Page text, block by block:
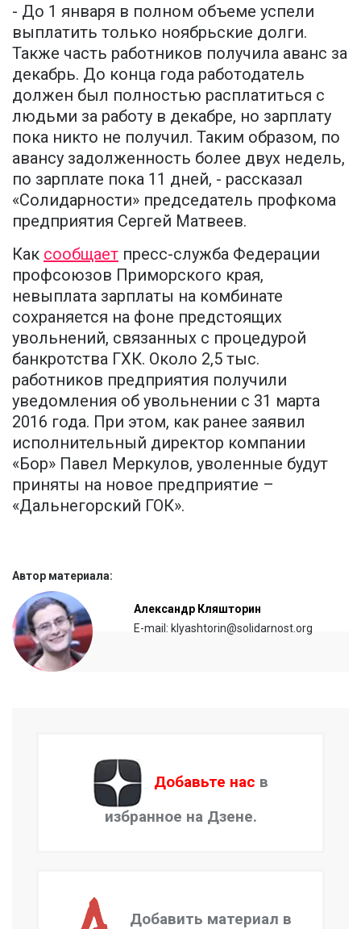
- До 1 января в полном объеме успели
выплатить только ноябрьские долги.
Также часть работников получила аванс за
декабрь. До конца года работодатель
должен был полностью расплатиться с
людьми за работу в декабре, но зарплату
пока никто не получил. Таким образом, по
авансу задолженность более двух недель,
по зарплате пока 11 дней, - рассказал
«Солидарности» председатель профкома
предприятия Сергей Матвеев.
Как сообщает пресс-служба Федерации
профсоюзов Приморского края,
невыплата зарплаты на комбинате
сохраняется на фоне предстоящих
увольнений, связанных с процедурой
банкротства ГХК. Около 2,5 тыс.
работников предприятия получили
уведомления об увольнении с 31 марта
2016 года. При этом, как ранее заявил
исполнительный директор компании
«Бор» Павел Меркулов, уволенные будут
приняты на новое предприятие –
«Дальнегорский ГОК».
Автор материала:
Александр Кляшторин
E-mail: klyashtorin@solidarnost.org
Добавьте нас в
избранное на Дзене.
Добавить материал в